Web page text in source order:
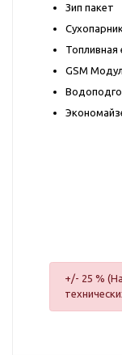
Зип пакет
Сухопарник
Топливная
GSM
+/- 25 %